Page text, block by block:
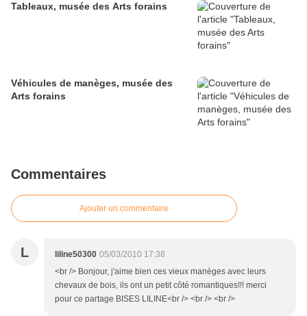
Tableaux, musée des Arts forains
Véhicules de manèges, musée des
Arts forains
Commentaires
Ajouter un commentaire
L liline50300 05/03/2010 17:38
<br /> Bonjour, j'aime bien ces vieux manèges avec leurs
chevaux de bois, ils ont un petit côté romantiques!!! merci
pour ce partage BISES LILINE<br /> <br /> <br />